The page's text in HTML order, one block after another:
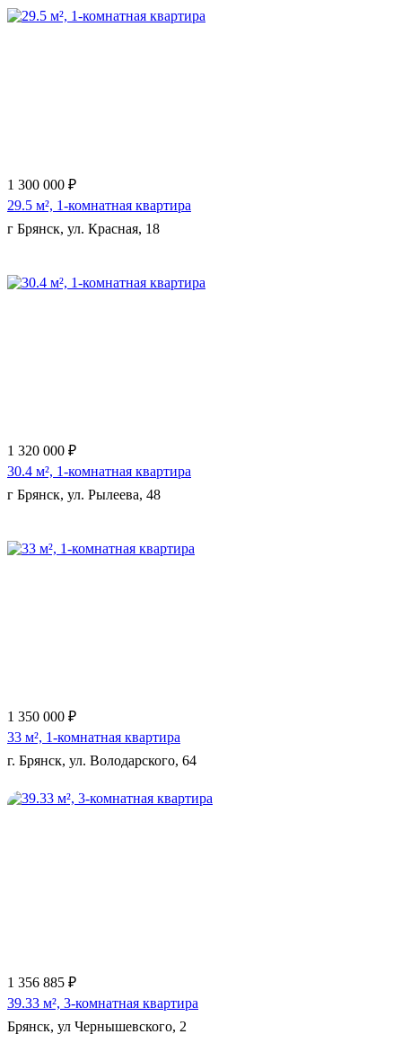
1 300 000 ₽
29.5 м², 1-комнатная квартира
г Брянск, ул. Красная, 18
1 320 000 ₽
30.4 м², 1-комнатная квартира
г Брянск, ул. Рылеева, 48
1 350 000 ₽
33 м², 1-комнатная квартира
г. Брянск, ул. Володарского, 64
1 356 885 ₽
39.33 м², 3-комнатная квартира
Брянск, ул Чернышевского, 2